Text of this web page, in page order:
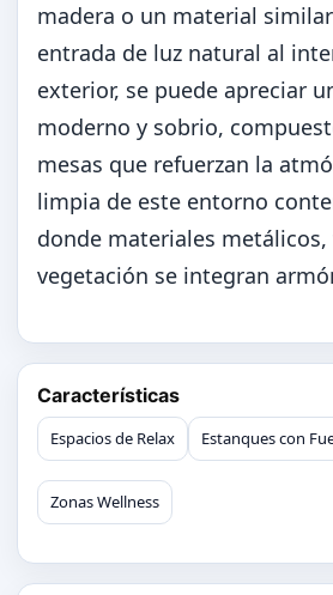
madera o un material
entrada de luz natural al
exterior, se puede apreciar
moderno y sobrio,
mesas que refuerzan la
limpia de este entorno
donde materiales
vegetación se integran
Características
Espacios de Relax Estanques con
Zonas Wellness